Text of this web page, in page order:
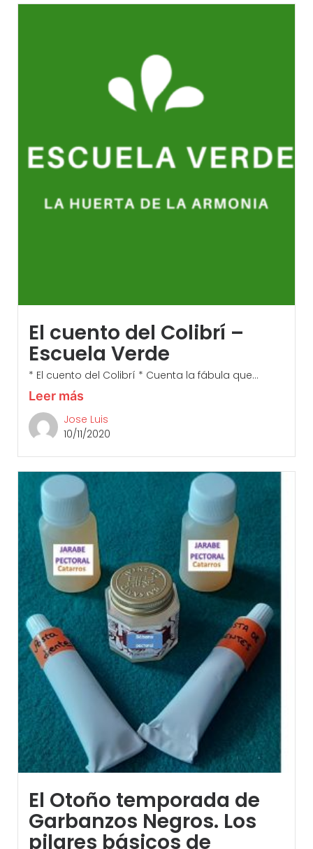
El cuento del Colibrí –
Escuela Verde
* El cuento del Colibrí * Cuenta la fábula que...
Leer más
Jose Luis
10/11/2020
El Otoño temporada de
Garbanzos Negros. Los
pilares básicos de